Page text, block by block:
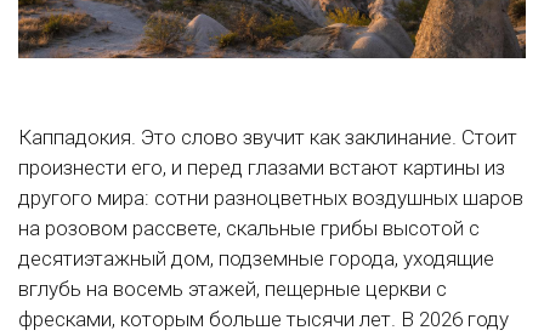
Каппадокия. Это слово звучит как заклинание. Стоит
произнести его, и перед глазами встают картины из
другого мира: сотни разноцветных воздушных шаров
на розовом рассвете, скальные грибы высотой с
десятиэтажный дом, подземные города, уходящие
вглубь на восемь этажей, пещерные церкви с
фресками, которым больше тысячи лет. В 2026 году